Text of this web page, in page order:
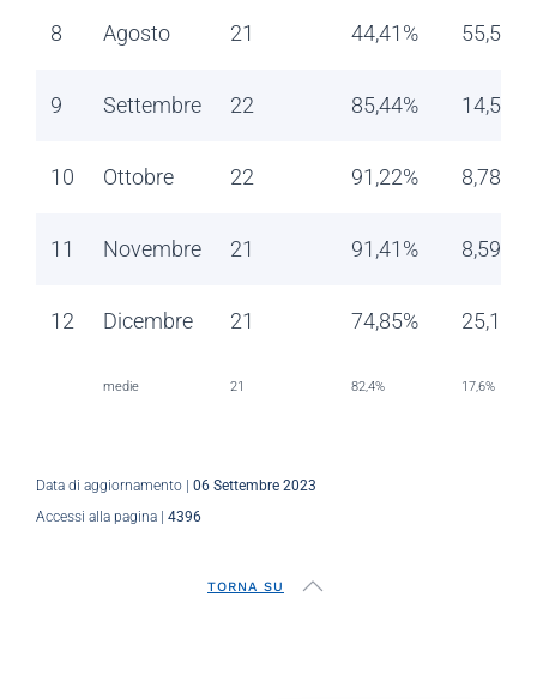
medie 21 82,4% 17,6%
8 Agosto 21 44,41% 55,59%
9 Settembre 22 85,44% 14,56%
10 Ottobre 22 91,22% 8,78%
11 Novembre 21 91,41% 8,59%
12 Dicembre 21 74,85% 25,15%
Data di aggiornamento | 06 Settembre 2023
Accessi alla pagina | 4396
TORNA SU